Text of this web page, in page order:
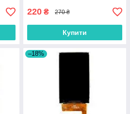
220 ₴ 270 ₴
Купити
–18%